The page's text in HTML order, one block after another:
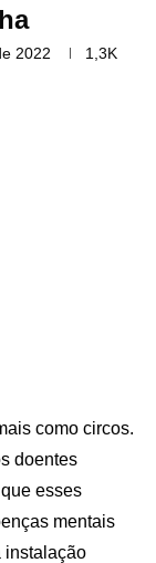
2022
1,3K
como circos.
doentes
esses
mentais
instalação